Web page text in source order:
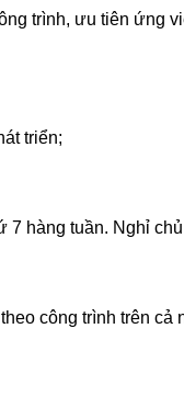
trình, ưu tiên ứng
triển;
hàng tuần. Nghỉ
công trình trên cả